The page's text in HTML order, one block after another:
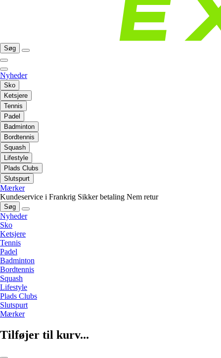
Søg
Nyheder
Sko
Ketsjere
Tennis
Padel
Badminton
Bordtennis
Squash
Lifestyle
Plads Clubs
Slutspurt
Mærker
Kundeservice i Frankrig Sikker betaling Nem retur
Søg
Nyheder
Sko
Ketsjere
Tennis
Padel
Badminton
Bordtennis
Squash
Lifestyle
Plads Clubs
Slutspurt
Mærker
Tilføjer til kurv...